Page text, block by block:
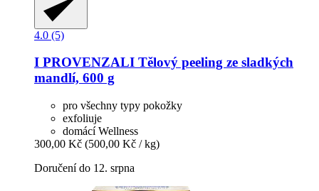
4.0 (5)
I PROVENZALI Tělový peeling ze sladkých
mandlí, 600 g
pro všechny typy pokožky
exfoliuje
domácí Wellness
300,00 Kč (500,00 Kč / kg)
Doručení do 12. srpna